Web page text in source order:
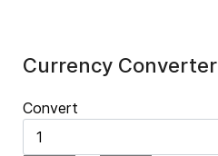
Currency Converter
Convert